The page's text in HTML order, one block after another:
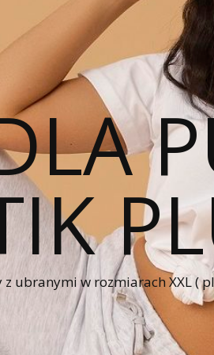
z ubranymi w rozmiarach XXL (